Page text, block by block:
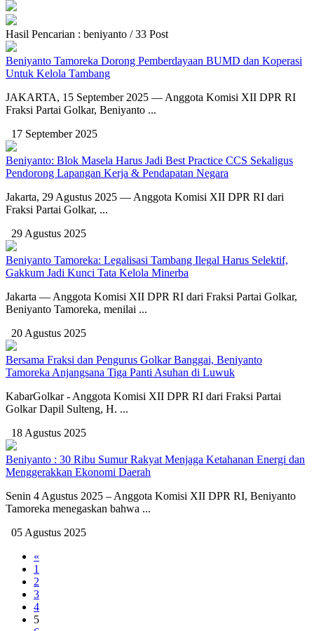
Hasil Pencarian : beniyanto / 33 Post
Beniyanto Tamoreka Dorong Pemberdayaan BUMD dan Koperasi
Untuk Kelola Tambang
JAKARTA, 15 September 2025 — Anggota Komisi XII DPR RI
Fraksi Partai Golkar, Beniyanto ...
17 September 2025
Beniyanto: Blok Masela Harus Jadi Best Practice CCS Sekaligus
Pendorong Lapangan Kerja & Pendapatan Negara
Jakarta, 29 Agustus 2025 — Anggota Komisi XII DPR RI dari
Fraksi Partai Golkar, ...
29 Agustus 2025
Beniyanto Tamoreka: Legalisasi Tambang Ilegal Harus Selektif,
Gakkum Jadi Kunci Tata Kelola Minerba
Jakarta — Anggota Komisi XII DPR RI dari Fraksi Partai Golkar,
Beniyanto Tamoreka, menilai ...
20 Agustus 2025
Bersama Fraksi dan Pengurus Golkar Banggai, Beniyanto
Tamoreka Anjangsana Tiga Panti Asuhan di Luwuk
KabarGolkar - Anggota Komisi XII DPR RI dari Fraksi Partai
Golkar Dapil Sulteng, H. ...
18 Agustus 2025
Beniyanto : 30 Ribu Sumur Rakyat Menjaga Ketahanan Energi dan
Menggerakkan Ekonomi Daerah
Senin 4 Agustus 2025 – Anggota Komisi XII DPR RI, Beniyanto
Tamoreka menegaskan bahwa ...
05 Agustus 2025
«
1
2
3
4
5